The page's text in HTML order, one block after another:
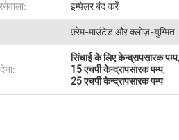
इम्पेलर बंद करें
फ़्रेम-माउंटेड और क्लोज़-युग्मित
सिंचाई के लिए केन्द्रापसारक पम्प,
15 एचपी केन्द्रापसारक पम्प,
25 एचपी केन्द्रापसारक पम्प